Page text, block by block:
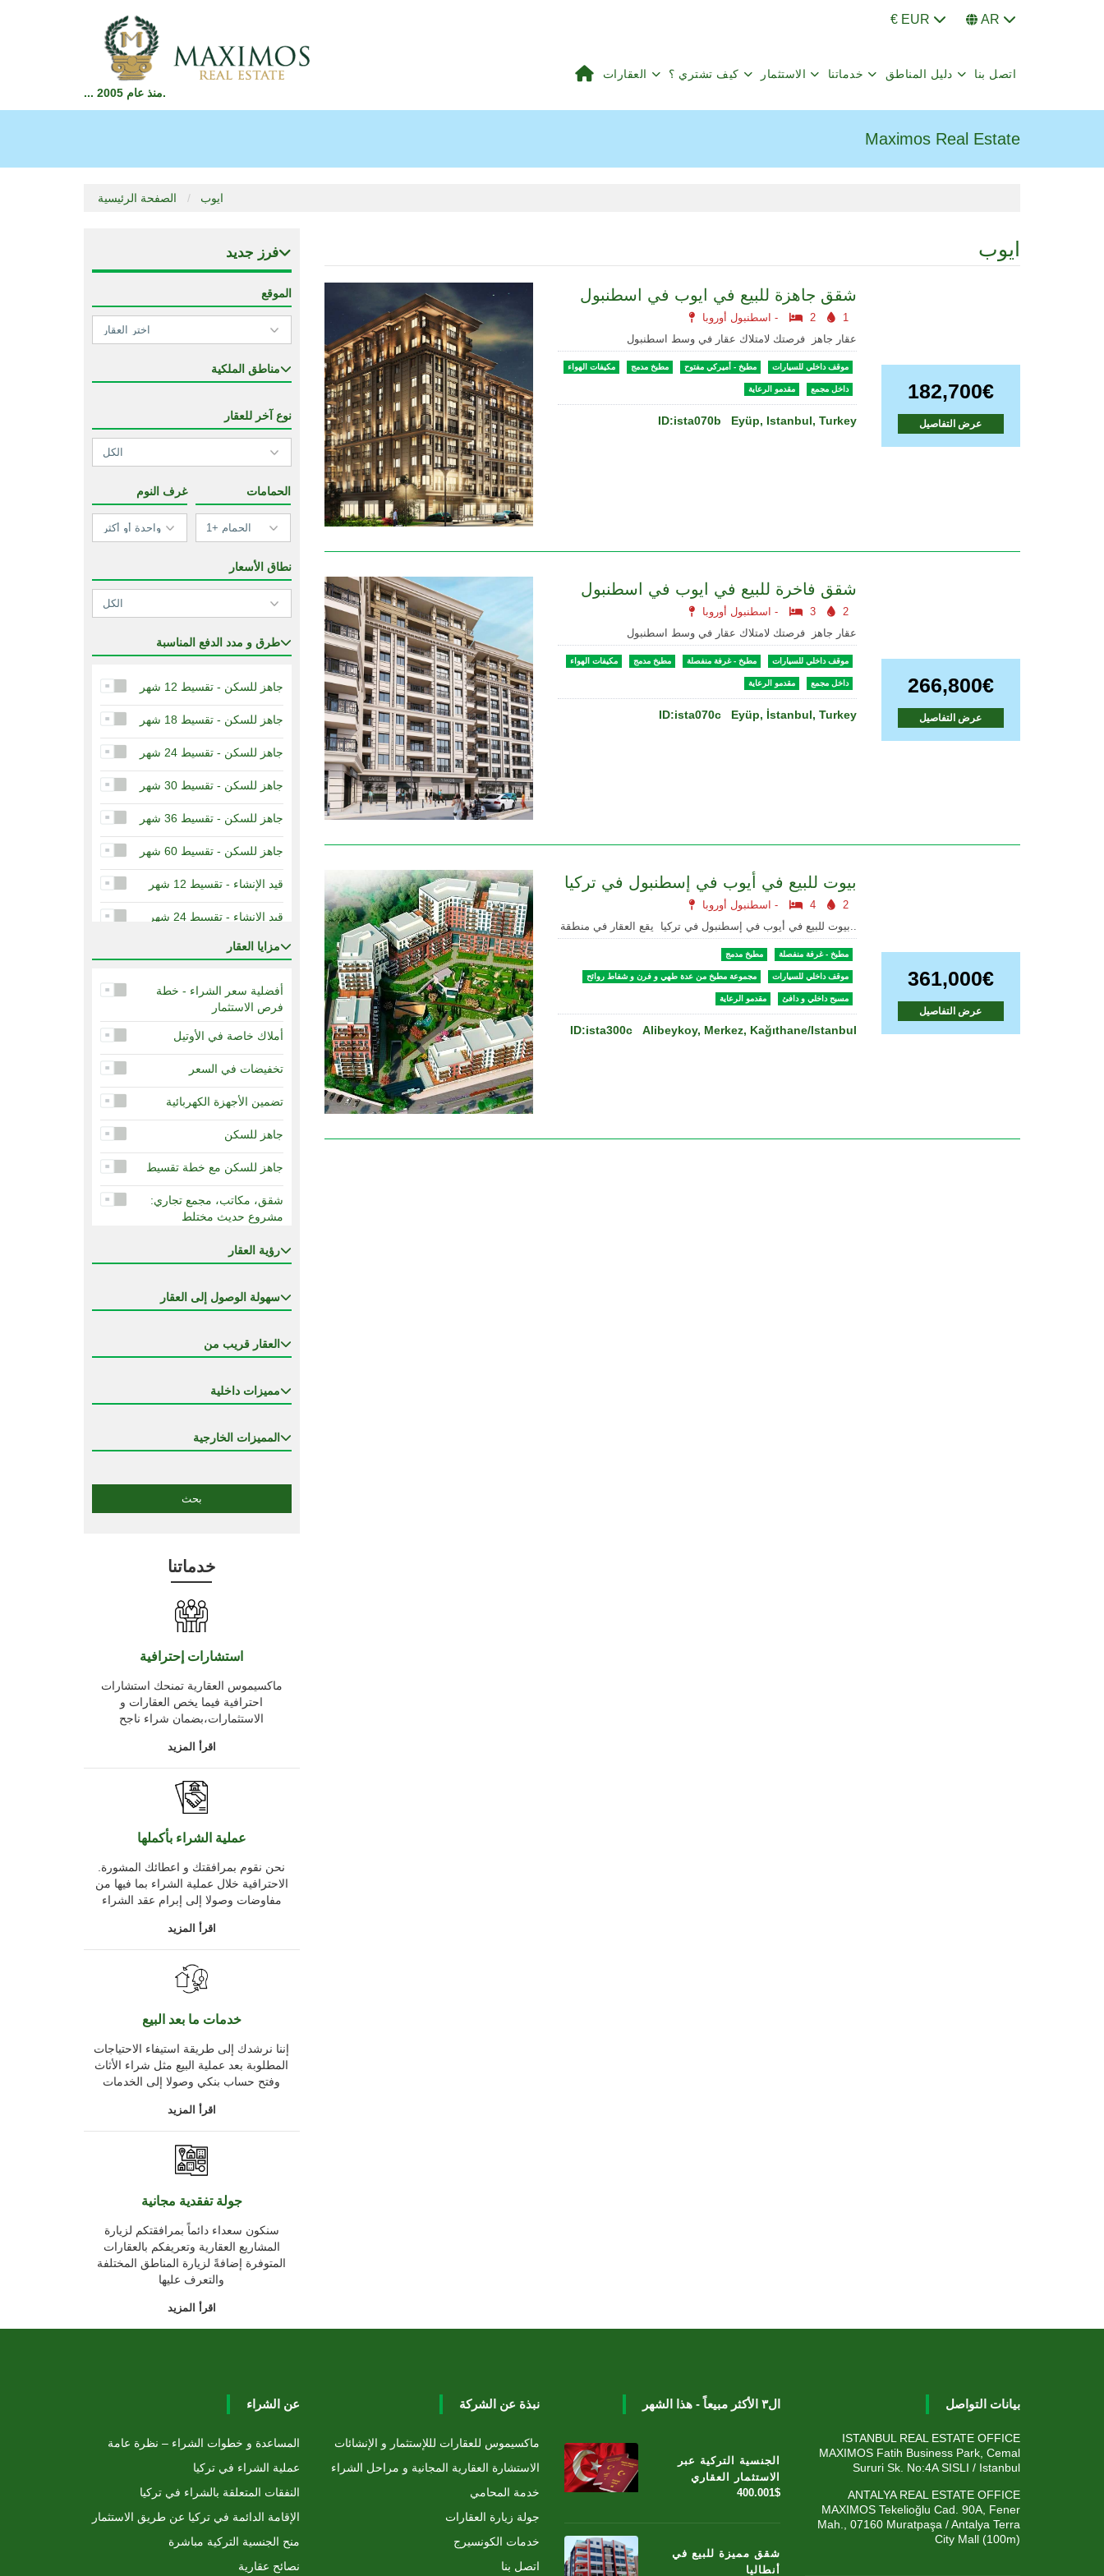
€ EUR AR
... منذ عام 2005.
العقارات كيف تشتري ؟ الاستثمار خدماتنا دليل المناطق اتصل بنا
Maximos Real Estate
الصفحة الرئيسية ايوب
فرز جديد
الموقع
مناطق الملكية
نوع آخر للعقار
غرف النوم الحمامات
نطاق الأسعار
طرق و مدد الدفع المناسبة
جاهز للسكن - تقسيط 12 شهر
جاهز للسكن - تقسيط 18 شهر
جاهز للسكن - تقسيط 24 شهر
جاهز للسكن - تقسيط 30 شهر
جاهز للسكن - تقسيط 36 شهر
جاهز للسكن - تقسيط 60 شهر
قيد الإنشاء - تقسيط 12 شهر
قيد الإنشاء - تقسيط 24 شهر
قيد الإنشاء - تقسيط 36 شهر
مزايا العقار
أفضلية سعر الشراء - خطة
فرص الاستثمار
أملاك خاصة في الأوتيل
تخفيضات في السعر
تضمين الأجهزة الكهربائية
جاهز للسكن
جاهز للسكن مع خطة تقسيط
شقق، مكاتب، مجمع تجاري:
مشروع حديث مختلط
ضمان حكومي لإكمال الإنجاز
قيد الإنشاء
مشروع شقق و مكاتب مختلطة
رؤية العقار
سهولة الوصول إلى العقار
العقار قريب من
مميزات داخلية
المميزات الخارجية
خدماتنا
استشارات إحترافية
ماكسيموس العقارية تمنحك استشارات
احترافية فيما يخص العقارات و
الاستثمارات،بضمان شراء ناجح
اقرأ المزيد
عملية الشراء بأكملها
الاحترافية خلال عملية الشراء بما فيها من
مفاوضات وصولا إلى إبرام عقد الشراء
اقرأ المزيد
خدمات ما بعد البيع
إننا نرشدك إلى طريقة استيفاء الاحتياجات
المطلوبة بعد عملية البيع مثل شراء الأثاث
وفتح حساب بنكي وصولا إلى الخدمات
اقرأ المزيد
جولة تفقدية مجانية
سنكون سعداء دائماً بمرافقتكم لزيارة
المشاريع العقارية وتعريفكم بالعقارات
المتوفرة إضافةً لزيارة المناطق المختلفة
والتعرف عليها
اقرأ المزيد
ايوب
شقق جاهزة للبيع في ايوب في اسطنبول
اسطنبول أوروبا - 2
1
عقار جاهز فرصتك لامتلاك عقار في وسط اسطنبول
مكيفات الهواء مطبخ مدمج مطبخ - أميركي مفتوح موقف داخلي للسيارات
مقدمو الرعاية داخل مجمع
ID:ista070b Eyüp, Istanbul, Turkey
182,700€
عرض التفاصيل
شقق فاخرة للبيع في ايوب في اسطنبول
اسطنبول أوروبا - 3
2
عقار جاهز فرصتك لامتلاك عقار في وسط اسطنبول
مكيفات الهواء مطبخ مدمج مطبخ - غرفة منفصلة موقف داخلي للسيارات
مقدمو الرعاية داخل مجمع
ID:ista070c Eyüp, İstanbul, Turkey
266,800€
عرض التفاصيل
بيوت للبيع في أيوب في إسطنبول في تركيا
اسطنبول أوروبا - 4
2
بيوت للبيع في أيوب في إسطنبول في تركيا يقع العقار في منطقة..
مطبخ مدمج مطبخ - غرفة منفصلة
مجموعة مطبخ من عدة طهي و فرن و شفاط روائح موقف داخلي للسيارات
مقدمو الرعاية مسبح داخلي و دافئ
ID:ista300c Alibeykoy, Merkez, Kağıthane/Istanbul
361,000€
عرض التفاصيل
عن الشراء
المساعدة و خطوات الشراء – نظرة عامة
عملية الشراء في تركيا
النفقات المتعلقة بالشراء في تركيا
الإقامة الدائمة في تركيا عن طريق الاستثمار
منح الجنسية التركية مباشرة
نصائح عقارية
نبذة عن الشركة
ماكسيموس للعقارات لللإستثمار و الإنشائات
الاستشارة العقارية المجانية و مراحل الشراء
خدمة المحامي
جولة زيارة العقارات
خدمات الكونسيرج
اتصل بنا
ال٣ الأكثر مبيعاً - هذا الشهر
الجنسية التركية عبر
الاستثمار العقاري
400.001$
شقق مميزة للبيع في
أنطاليا
بيانات التواصل
ISTANBUL REAL ESTATE OFFICE
MAXIMOS Fatih Business Park, Cemal
Sururi Sk. No:4A SISLI / Istanbul
ANTALYA REAL ESTATE OFFICE
MAXIMOS Tekelioğlu Cad. 90A, Fener
Mah., 07160 Muratpaşa / Antalya Terra
City Mall (100m)